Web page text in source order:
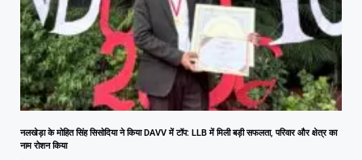
नलखेड़ा के मोहित सिंह सिसोदिया ने किया DAVV में टॉप: LLB में मिली बड़ी सफलता, परिवार और क्षेत्र का
नाम रोशन किया